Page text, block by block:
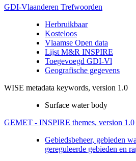
GDI-Vlaanderen Trefwoorden
Herbruikbaar
Kosteloos
Vlaamse Open data
Lijst M&R INSPIRE
Toegevoegd GDI-Vl
Geografische gegevens
WISE metadata keywords, version 1.0
Surface water body
GEMET - INSPIRE themes, version 1.0
Gebiedsbeheer, gebieden
gereguleerde gebieden en